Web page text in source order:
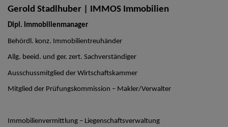
Gerold Stadlhuber | IMMOS Immobilien
Dipl. Immobilienmanager
Behördl. konz. Immobilientreuhänder
Allg. beeid. und ger. zert. Sachverständiger
Ausschussmitglied der Wirtschaftskammer
Mitglied der Prüfungskommission – Makler/Verwalter
Immobilienvermittlung – Liegenschaftsverwaltung